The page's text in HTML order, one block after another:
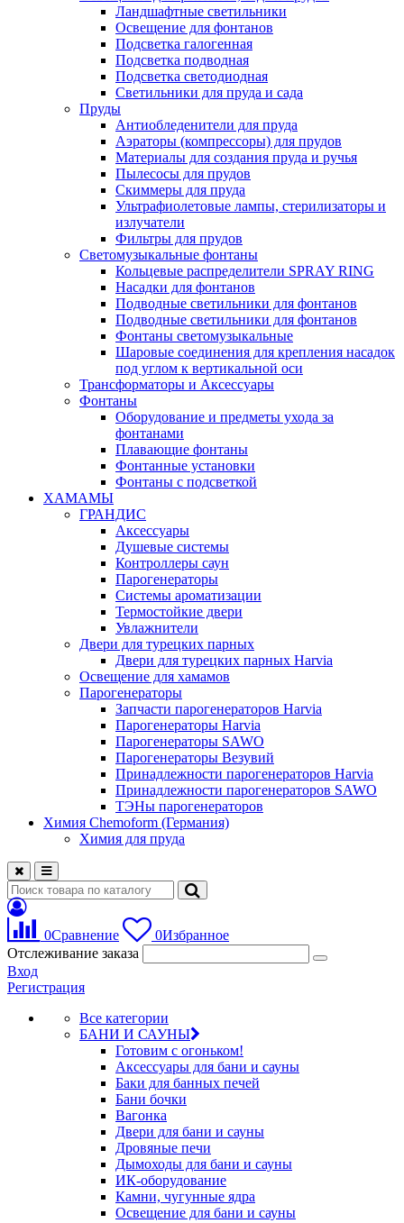
Ландшафтные светильники
Освещение для фонтанов
Подсветка галогенная
Подсветка подводная
Подсветка светодиодная
Светильники для пруда и сада
Пруды
Антиобледенители для пруда
Аэраторы (компрессоры) для прудов
Материалы для создания пруда и ручья
Пылесосы для прудов
Скиммеры для пруда
Ультрафиолетовые лампы, стерилизаторы и
излучатели
Фильтры для прудов
Светомузыкальные фонтаны
Кольцевые распределители SPRAY RING
Насадки для фонтанов
Подводные светильники для фонтанов
Подводные светильники для фонтанов
Фонтаны светомузыкальные
Шаровые соединения для крепления насадок
под углом к вертикальной оси
Трансформаторы и Аксессуары
Фонтаны
Оборудование и предметы ухода за
фонтанами
Плавающие фонтаны
Фонтанные установки
Фонтаны с подсветкой
ХАМАМЫ
ГРАНДИС
Аксессуары
Душевые системы
Контроллеры саун
Парогенераторы
Системы ароматизации
Термостойкие двери
Увлажнители
Двери для турецких парных
Двери для турецких парных Harvia
Освещение для хамамов
Парогенераторы
Запчасти парогенераторов Harvia
Парогенераторы Harvia
Парогенераторы SAWO
Парогенераторы Везувий
Принадлежности парогенераторов Harvia
Принадлежности парогенераторов SAWO
ТЭНы парогенераторов
Химия Chemoform (Германия)
Химия для пруда
0Сравнение 0Избранное
Отслеживание заказа
Вход
Регистрация
Все категории
БАНИ И САУНЫ
Готовим с огоньком!
Аксессуары для бани и сауны
Баки для банных печей
Бани бочки
Вагонка
Двери для бани и сауны
Дровяные печи
Дымоходы для бани и сауны
ИК-оборудование
Камни, чугунные ядра
Освещение для бани и сауны